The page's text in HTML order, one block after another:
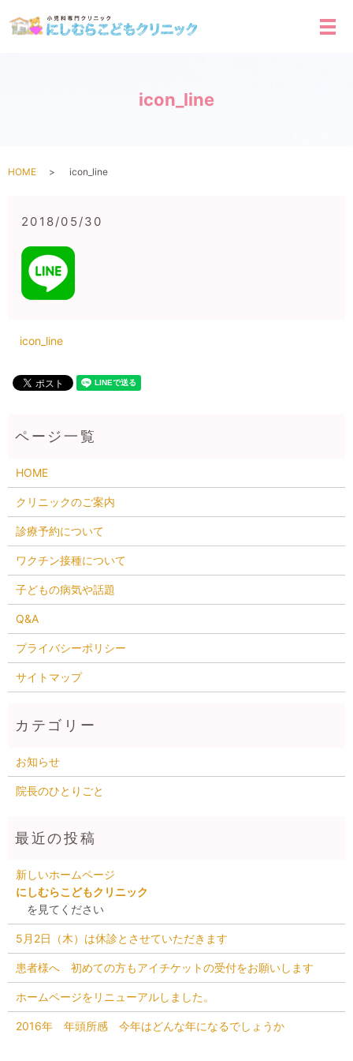
メ
icon_line
HOME icon_line
2018/05/30
icon_line
HOME
クリニックのご案内
診療予約について
ワクチン接種について
子どもの病気や話題
Q&A
プライバシーポリシー
サイトマップ
お知らせ
院長のひとりごと
新しいホームページ
にしむらこどもクリニック
を見てください
5月2日（木）は休診とさせていただきます
患者様へ 初めての方もアイチケットの受付をお願いします
ホームページをリニューアルしました。
2016年 年頭所感 今年はどんな年になるでしょうか